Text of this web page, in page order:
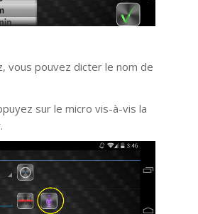
vous pouvez dicter le nom de
sur le micro vis-à-vis la